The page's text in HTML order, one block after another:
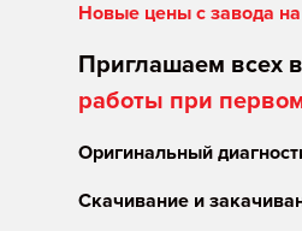
Новые цены с завода
Приглашаем всех
работы при
Оригинальный
Скачивание и